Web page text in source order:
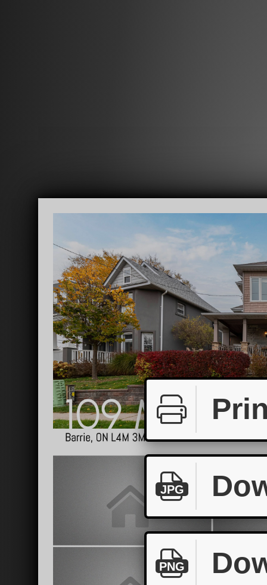
JPG
PNG